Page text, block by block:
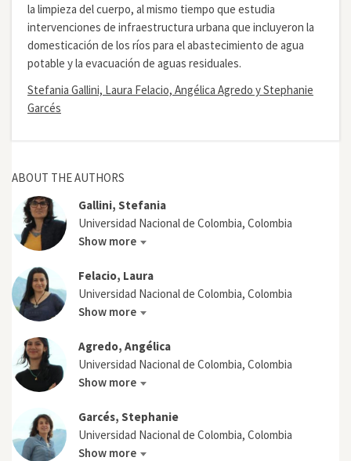
la limpieza del cuerpo, al mismo tiempo que estudia
intervenciones de infraestructura urbana que incluyeron la
domesticación de los ríos para el abastecimiento de agua
potable y la evacuación de aguas residuales.
Stefania Gallini, Laura Felacio, Angélica Agredo y Stephanie
Garcés
ABOUT THE AUTHORS
Gallini, Stefania
Universidad Nacional de Colombia, Colombia
Show more
Felacio, Laura
Universidad Nacional de Colombia, Colombia
Show more
Agredo, Angélica
Universidad Nacional de Colombia, Colombia
Show more
Garcés, Stephanie
Universidad Nacional de Colombia, Colombia
Show more